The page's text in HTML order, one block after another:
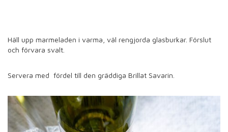
Häll upp marmeladen i varma, väl rengjorda glasburkar. Förslut
och förvara svalt.
Servera med fördel till den gräddiga Brillat Savarin.